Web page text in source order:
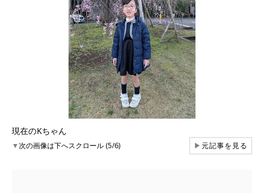
現在のKちゃん
▼次の画像は下へスクロール (5/6) ▶元記事を見る